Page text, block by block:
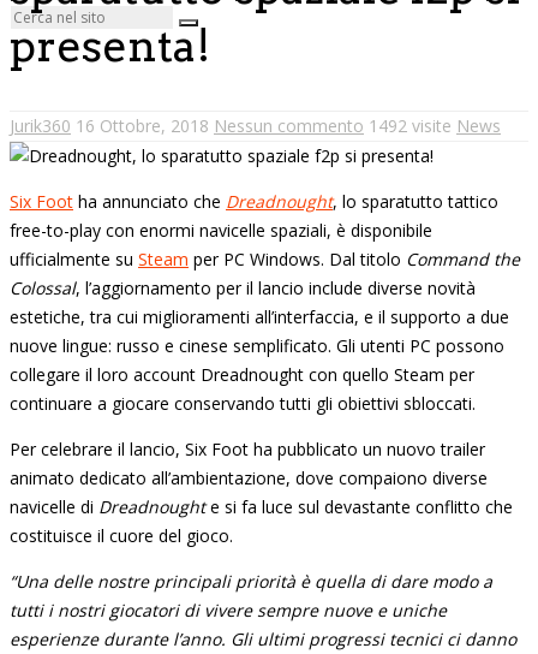
presenta!
Jurik360 16 Ottobre, 2018 Nessun commento 1492 visite News
Six Foot ha annunciato che Dreadnought, lo sparatutto tattico
free-to-play con enormi navicelle spaziali, è disponibile
ufficialmente su Steam per PC Windows. Dal titolo Command the
Colossal, l’aggiornamento per il lancio include diverse novità
estetiche, tra cui miglioramenti all’interfaccia, e il supporto a due
nuove lingue: russo e cinese semplificato. Gli utenti PC possono
collegare il loro account Dreadnought con quello Steam per
continuare a giocare conservando tutti gli obiettivi sbloccati.
Per celebrare il lancio, Six Foot ha pubblicato un nuovo trailer
animato dedicato all’ambientazione, dove compaiono diverse
navicelle di Dreadnoughte si fa luce sul devastante conflitto che
costituisce il cuore del gioco.
“Una delle nostre principali priorità è quella di dare modo a
tutti i nostri giocatori di vivere sempre nuove e uniche
esperienze durante l’anno. Gli ultimi progressi tecnici ci danno